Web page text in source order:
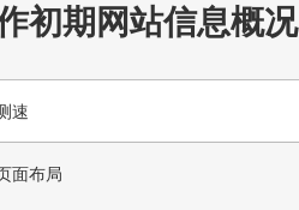
初期网站信息概况
速
面布局